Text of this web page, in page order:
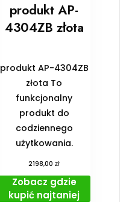
produkt AP-
4304ZB złota
produkt AP-4304ZB
złota To
funkcjonalny
produkt do
codziennego
użytkowania.
2198,00zł
Zobacz gdzie
kupić najtaniej